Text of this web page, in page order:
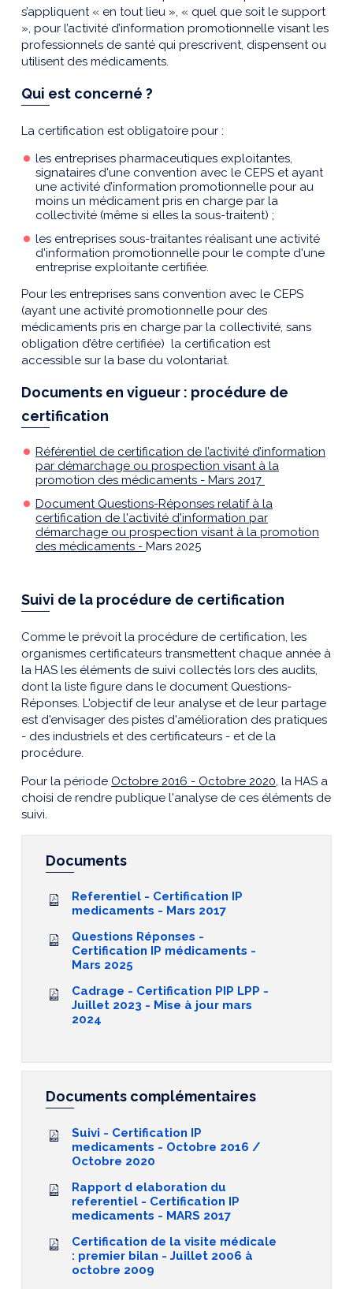
s’appliquent « en tout lieu », « quel que soit le support
», pour l’activité d’information promotionnelle visant les
professionnels de santé qui prescrivent, dispensent ou
utilisent des médicaments.
Qui est concerné ?
La certification est obligatoire pour :
les entreprises pharmaceutiques exploitantes,
signataires d'une convention avec le CEPS et ayant
une activité d’information promotionnelle pour au
moins un médicament pris en charge par la
collectivité (même si elles la sous-traitent) ;
les entreprises sous-traitantes réalisant une activité
d'information promotionnelle pour le compte d'une
entreprise exploitante certifiée.
Pour les entreprises sans convention avec le CEPS
(ayant une activité promotionnelle pour des
médicaments pris en charge par la collectivité, sans
obligation d’être certifiée) la certification est
accessible sur la base du volontariat.
Documents en vigueur : procédure de
certification
Référentiel de certification de l’activité d’information
par démarchage ou prospection visant à la
promotion des médicaments - Mars 2017
Document Questions-Réponses relatif à la
certification de l'activité d'information par
démarchage ou prospection visant à la promotion
des médicaments - Mars 2025
Suivi de la procédure de certification
Comme le prévoit la procédure de certification, les
organismes certificateurs transmettent chaque année à
la HAS les éléments de suivi collectés lors des audits,
dont la liste figure dans le document Questions-
Réponses. L'objectif de leur analyse et de leur partage
est d'envisager des pistes d'amélioration des pratiques
- des industriels et des certificateurs - et de la
procédure.
Pour la période Octobre 2016 - Octobre 2020, la HAS a
choisi de rendre publique l'analyse de ces éléments de
suivi.
Documents
Referentiel - Certification IP
medicaments - Mars 2017
Questions Réponses -
Certification IP médicaments -
Mars 2025
Cadrage - Certification PIP LPP -
Juillet 2023 - Mise à jour mars
2024
Documents complémentaires
Suivi - Certification IP
medicaments - Octobre 2016 /
Octobre 2020
Rapport d elaboration du
referentiel - Certification IP
medicaments - MARS 2017
Certification de la visite médicale
: premier bilan - Juillet 2006 à
octobre 2009